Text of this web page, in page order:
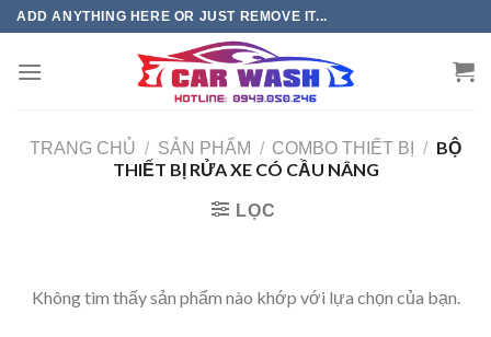
Chuyển
phần
ADD ANYTHING HERE OR JUST REMOVE IT...
TRANG CHỦ / SẢN PHẨM / COMBO THIẾT BỊ / BỘ
THIẾT BỊ RỬA XE CÓ CẦU NÂNG
LỌC
Không tìm thấy sản phẩm nào khớp với lựa chọn của bạn.